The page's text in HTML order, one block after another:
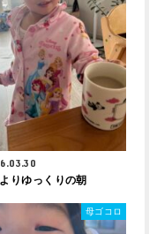
りゆっくりの朝
母ゴコロ